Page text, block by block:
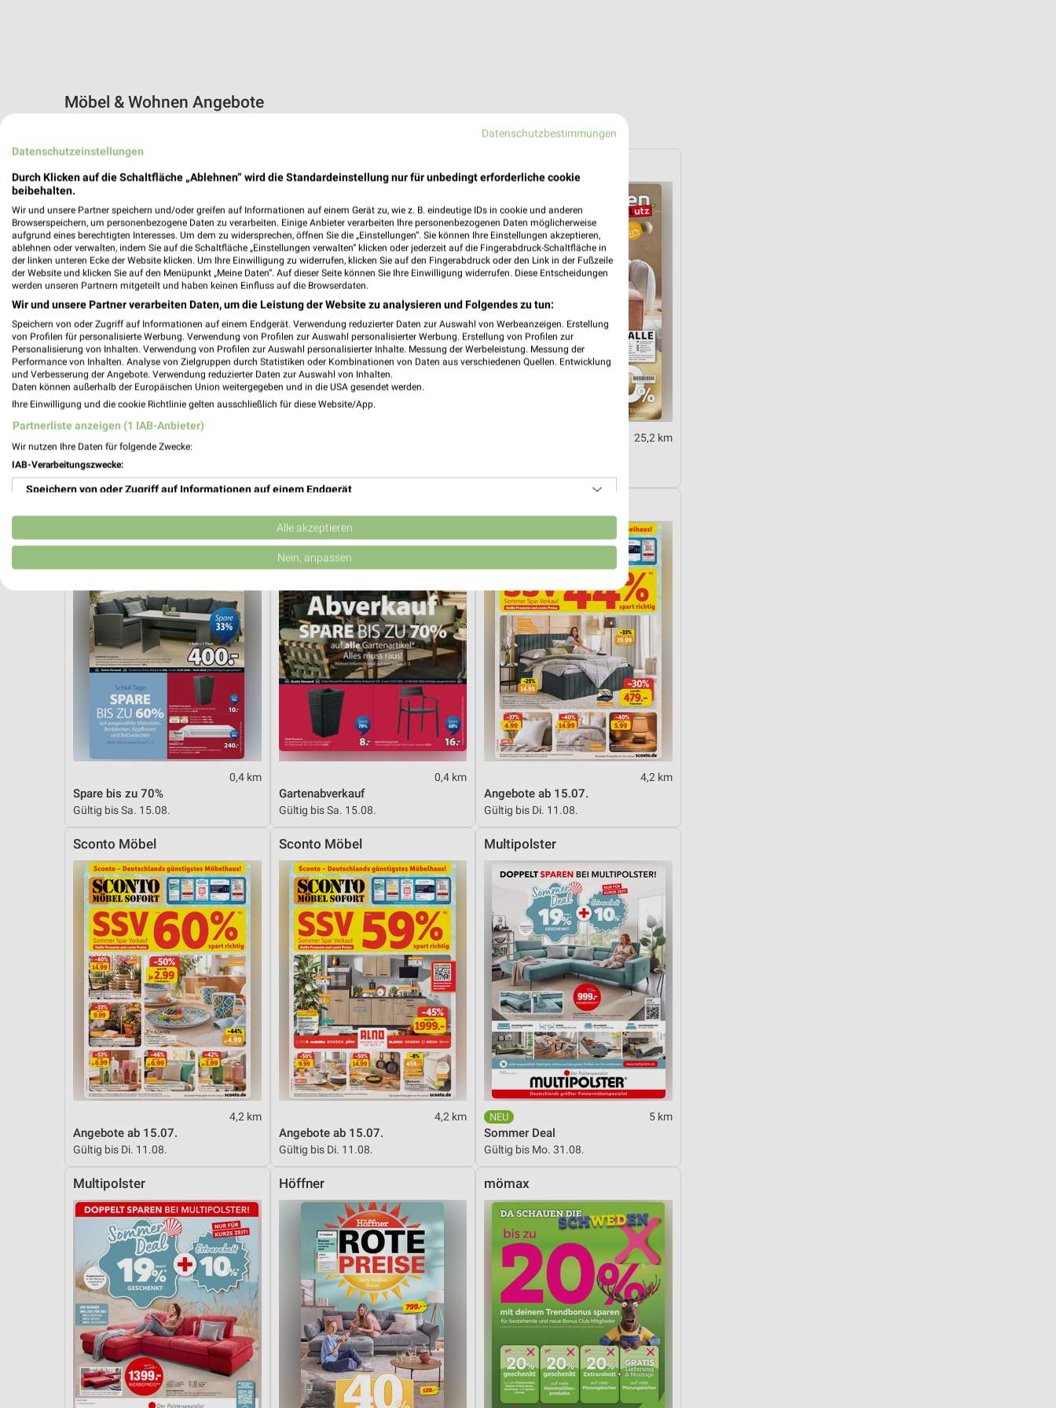
Möbel & Wohnen Angebote
Dieter Knoll
Gültig bis Fr. 14.08.
25,2 km
0,4 km
Spare bis zu 70%
Gültig bis Sa. 15.08.
0,4 km
Gartenabverkauf
Gültig bis Sa. 15.08.
4,2 km
Angebote ab 15.07.
Gültig bis Di. 11.08.
Sconto Möbel
4,2 km
Angebote ab 15.07.
Gültig bis Di. 11.08.
Sconto Möbel
4,2 km
Angebote ab 15.07.
Gültig bis Di. 11.08.
Multipolster
5 km
Sommer Deal
Gültig bis Mo. 31.08.
Multipolster Höffner mömax
Datenschutzbestimmungen
Datenschutzeinstellungen
Durch Klicken auf die Schaltfläche „Ablehnen“ wird die Standardeinstellung nur für unbedingt erforderliche cookie
beibehalten.
Wir und unsere Partner speichern und/oder greifen auf Informationen auf einem Gerät zu, wie z. B. eindeutige IDs in cookie und anderen
Browserspeichern, um personenbezogene Daten zu verarbeiten. Einige Anbieter verarbeiten Ihre personenbezogenen Daten möglicherweise
aufgrund eines berechtigten Interesses. Um dem zu widersprechen, öffnen Sie die „Einstellungen“. Sie können Ihre Einstellungen akzeptieren,
ablehnen oder verwalten, indem Sie auf die Schaltfläche „Einstellungen verwalten“ klicken oder jederzeit auf die Fingerabdruck-Schaltfläche in
der linken unteren Ecke der Website klicken. Um Ihre Einwilligung zu widerrufen, klicken Sie auf den Fingerabdruck oder den Link in der Fußzeile
der Website und klicken Sie auf den Menüpunkt „Meine Daten“. Auf dieser Seite können Sie Ihre Einwilligung widerrufen. Diese Entscheidungen
werden unseren Partnern mitgeteilt und haben keinen Einfluss auf die Browserdaten.
Wir und unsere Partner verarbeiten Daten, um die Leistung der Website zu analysieren und Folgendes zu tun:
Speichern von oder Zugriff auf Informationen auf einem Endgerät. Verwendung reduzierter Daten zur Auswahl von Werbeanzeigen. Erstellung
von Profilen für personalisierte Werbung. Verwendung von Profilen zur Auswahl personalisierter Werbung. Erstellung von Profilen zur
Personalisierung von Inhalten. Verwendung von Profilen zur Auswahl personalisierter Inhalte. Messung der Werbeleistung. Messung der
Performance von Inhalten. Analyse von Zielgruppen durch Statistiken oder Kombinationen von Daten aus verschiedenen Quellen. Entwicklung
und Verbesserung der Angebote. Verwendung reduzierter Daten zur Auswahl von Inhalten.
Daten können außerhalb der Europäischen Union weitergegeben und in die USA gesendet werden.
Ihre Einwilligung und die cookie Richtlinie gelten ausschließlich für diese Website/App.
Partnerliste anzeigen (1 IAB-Anbieter)
Wir nutzen Ihre Daten für folgende Zwecke:
IAB-Verarbeitungszwecke:
Speichern von oder Zugriff auf Informationen auf einem Endgerät
Verwendung reduzierter Daten zur Auswahl von Werbeanzeigen
Erstellung von Profilen für personalisierte Werbung
Erstellung von Profilen zur Personalisierung von Inhalten
Verwendung von Profilen zur Auswahl personalisierter Inhalte
Messung der Werbeleistung
Messung der Performance von Inhalten
Analyse von Zielgruppen durch Statistiken oder Kombinationen von Daten aus verschiedenen
Entwicklung und Verbesserung der Angebote
IAB-Besonderheiten:
Verwendung genauer Standortdaten
Geräte anhand von aktiv angeforderten Informationen identifizieren
Nicht-IAB-Verarbeitungszwecke:
Performance
Alle akzeptieren
Nein, anpassen